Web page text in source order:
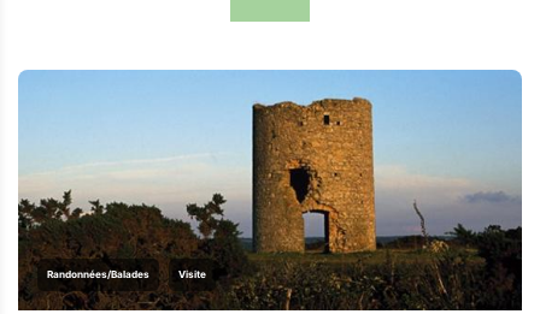
Randonnées/Balades Visite